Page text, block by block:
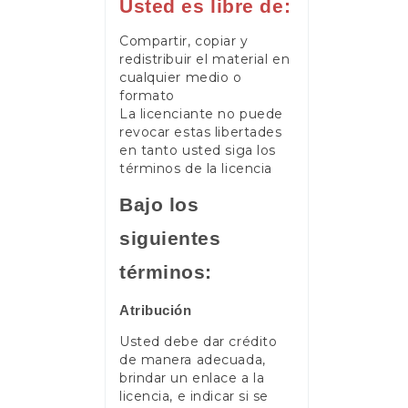
Usted es libre de:
Compartir, copiar y
redistribuir el material en
cualquier medio o
formato
La licenciante no puede
revocar estas libertades
en tanto usted siga los
términos de la licencia
Bajo los
siguientes
términos:
Atribución
Usted debe dar crédito
de manera adecuada,
brindar un enlace a la
licencia, e indicar si se